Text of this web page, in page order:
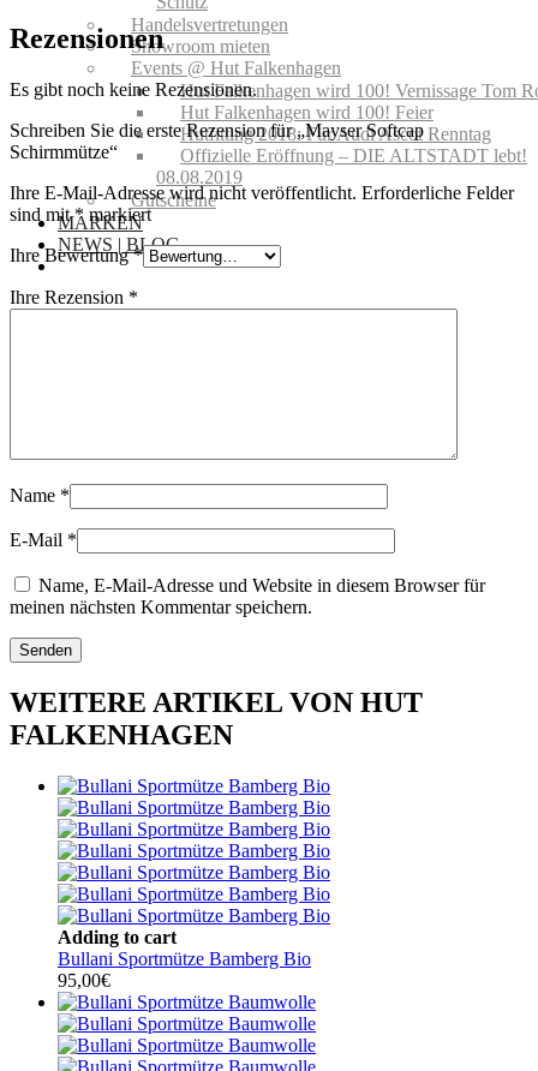
Handelsvertretungen
Showroom mieten
Events @ Hut Falkenhagen
Hut Falkenhagen wird 100! Vernissage Tom
Hut Falkenhagen wird 100! Feier
Hutfitting 2018: Für Audi Ascot Renntag
Offizielle Eröffnung – DIE ALTSTADT lebt!
08.08.2019
Gutscheine
MARKEN
NEWS | BLOG
Rezensionen
Es gibt noch keine Rezensionen.
Schreiben Sie die erste Rezension für „Mayser Softcap
Schirmmütze“
Ihre E-Mail-Adresse wird nicht veröffentlicht. Erforderliche Felder
sind mit* markiert
Ihre Bewertung*
Ihre Rezension *
Name *
E-Mail *
Name, E-Mail-Adresse und Website in diesem Browser für
meinen nächsten Kommentar speichern.
WEITERE ARTIKEL VON HUT
FALKENHAGEN
Adding to cart
Bullani Sportmütze Bamberg Bio
95,00€